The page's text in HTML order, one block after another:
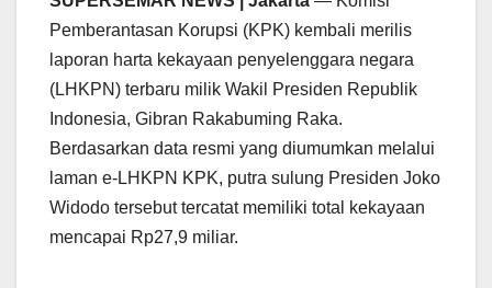
Pemberantasan Korupsi (KPK) kembali merilis
laporan harta kekayaan penyelenggara negara
(LHKPN) terbaru milik Wakil Presiden Republik
Indonesia, Gibran Rakabuming Raka.
Berdasarkan data resmi yang diumumkan melalui
laman e-LHKPN KPK, putra sulung Presiden Joko
Widodo tersebut tercatat memiliki total kekayaan
mencapai Rp27,9 miliar.